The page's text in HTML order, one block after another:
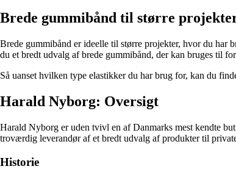
Brede gummibånd til større
Brede gummibånd er ideelle til større projekter, hvor du har
du et bredt udvalg af brede gummibånd, der kan bruges til
Så uanset hvilken type elastikker du har brug for, kan du
Harald Nyborg: Oversigt
Harald Nyborg er uden tvivl en af Danmarks mest kendte
troværdig leverandør af et bredt udvalg af produkter til
Historie